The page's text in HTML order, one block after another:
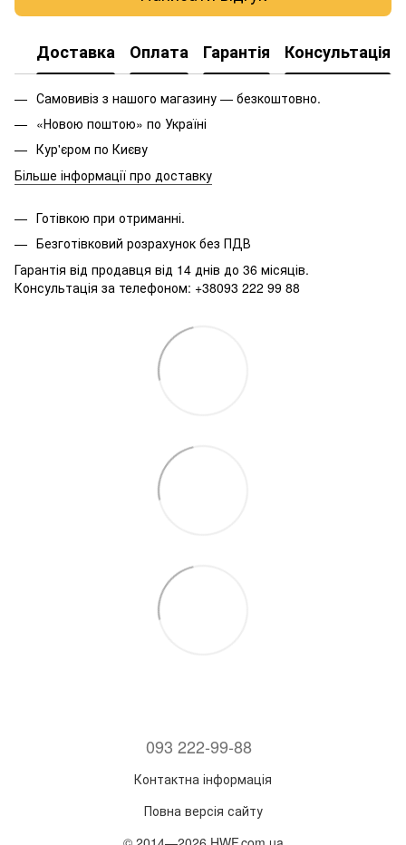
Доставка Оплата Гарантія Консультація
Самовивіз з нашого магазину — безкоштовно.
«Новою поштою» по Україні
Кур'єром по Києву
Більше інформації про доставку
Готівкою при отриманні.
Безготівковий розрахунок без ПДВ
Гарантія від продавця від 14 днів до 36 місяців.
Консультація за телефоном: +38093 222 99 88
093 222-99-88
Контактна інформація
Повна версія сайту